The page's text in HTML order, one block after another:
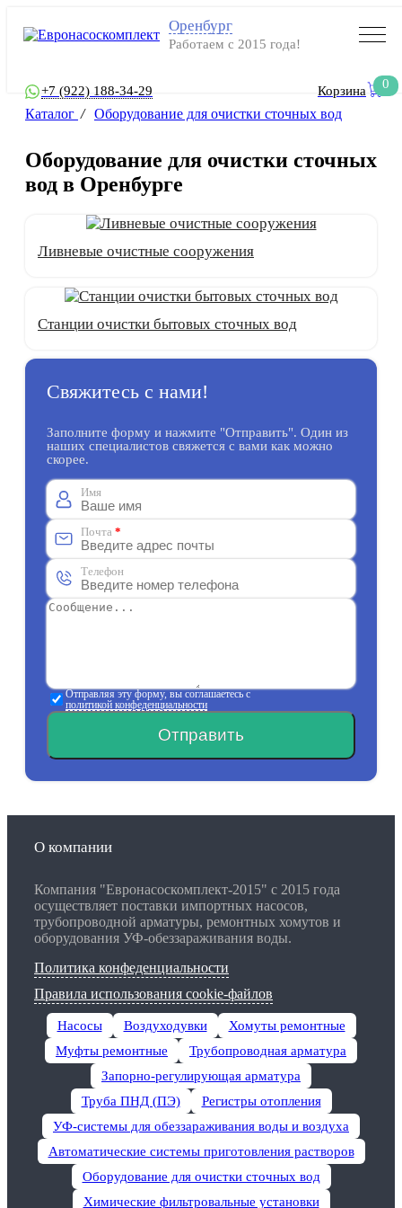
Оренбург
Работаем с 2015 года!
+7 (922) 188-34-29 Корзина
0
Каталог / Оборудование для очистки сточных вод
Оборудование для очистки сточных
вод в Оренбурге
Ливневые очистные сооружения
Станции очистки бытовых сточных вод
Свяжитесь с нами!
Заполните форму и нажмите "Отправить". Один из
наших специалистов свяжется с вами как можно
скорее.
Имя
Почта *
Телефон
Отправляя эту форму, вы соглашаетесь с
политикой конфеденциальности
Отправить
О компании
Компания "Евронасоскомплект-2015" с 2015 года
осуществляет поставки импортных насосов,
трубопроводной арматуры, ремонтных хомутов и
оборудования УФ-обеззараживания воды.
Политика конфеденциальности
Правила использования cookie-файлов
Насосы Воздуходувки
Хомуты ремонтные
Муфты ремонтные
Трубопроводная арматура
Запорно-регулирующая арматура
Труба ПНД (ПЭ)
Регистры отопления
УФ-системы для обеззараживания воды и воздуха
Автоматические системы приготовления растворов
Оборудование для очистки сточных вод
Химические фильтровальные установки